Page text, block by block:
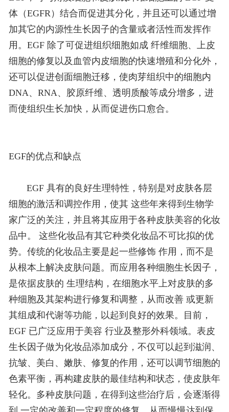
体（EGFR）结合而促进其分化，并且还可以通过增
加其它的内源性生长因子的含量或者活性而发挥作
用。EGF 除了可促进组织细胞如成 纤维细胞、上皮
细胞的修复以及血管内皮细胞的快速增殖和分化外，
还可以促进创面细胞迁移，使肉芽组织中的细胞内
DNA、RNA、胶原纤维、透明质酸等成分增多，进
而使组织生长加快，从而促进伤口愈合。
EGF的优点和缺点
EGF 具有的良好生理特性，特别是对皮肤各层
细胞的激活和调控作用，使其 这些年来得到生物学
家广泛的关注，并且将其应用于各种皮肤美容的化妆
品中。 这些化妆品有其它种类化妆品不可比拟的优
势。传统的化妆品主要是起一些修饰 作用，而不是
从根本上解决皮肤问题。而应用各种细胞生长因子，
是依据皮肤的 生理结构，在细胞水平上对皮肤的多
种细胞及其架构进行修复和调整，从而改善 或更新
其组成和代谢等功能，以起到良好的效果。目前，
EGF 已广泛应用于美容 行业及整形外科领域。表皮
生长因子做为化妆品添加成分，不仅可以起到滋润、
抗皱、美白、嫩肤、修复的作用，还可以调节细胞的
色素平衡，再构建皮肤的最佳结构和状态，使皮肤年
轻化。多种皮肤问题，在得到这些治疗后，会逐渐得